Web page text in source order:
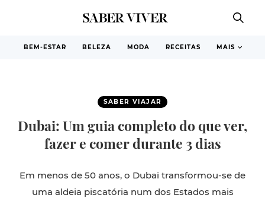
BEM-ESTAR BELEZA MODA RECEITAS MAIS
SABER VIAJAR
Dubai: Um guia completo do que ver,
fazer e comer durante 3 dias
Em menos de 50 anos, o Dubai transformou-se de
uma aldeia piscatória num dos Estados mais